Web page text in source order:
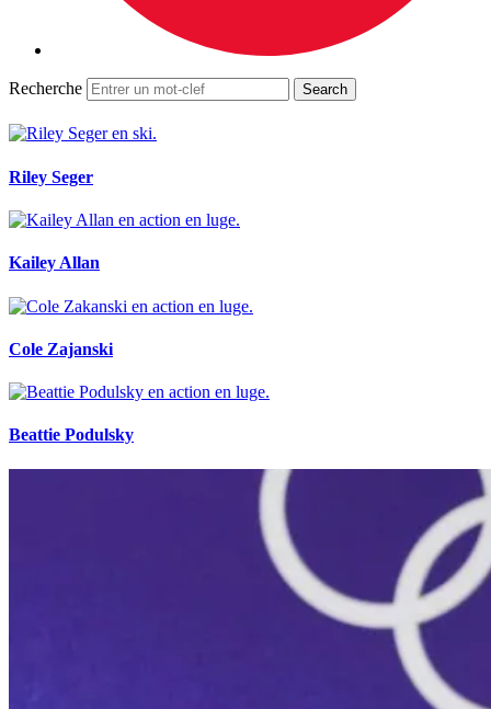
Recherche
Riley Seger
Kailey Allan
Cole Zajanski
Beattie Podulsky